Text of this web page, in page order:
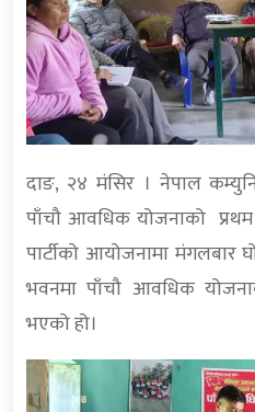
दाङ, २४ मंसिर । नेपाल
पाँचौ आवधिक योजनाको
पार्टीको आयोजनामा मंगलबार
भवनमा पाँचौ आवधिक
भएको हो।